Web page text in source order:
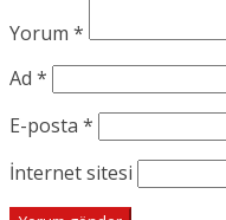
Yorum *
Ad *
E-posta *
İnternet sitesi